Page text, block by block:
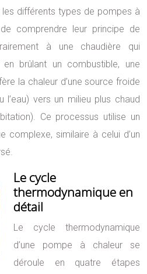
différents types de pompes à
comprendre leur principe de
à une chaudière qui
brûlant un combustible, une
la chaleur d’une source froide
l’eau) vers un milieu plus chaud
Ce processus utilise un
complexe, similaire à celui d’un
Le cycle
thermodynamique en
détail
Le cycle thermodynamique
d’une pompe à chaleur se
déroule en quatre étapes